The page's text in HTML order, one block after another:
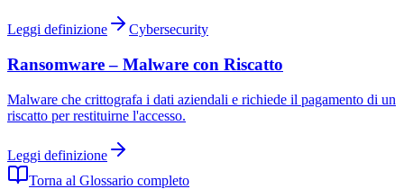
Leggi definizione Cybersecurity
Ransomware – Malware con Riscatto
Malware che crittografa i dati aziendali e richiede il pagamento di un
riscatto per restituirne l'accesso.
Leggi definizione
Torna al Glossario completo